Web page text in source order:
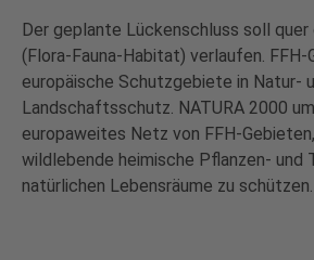
Der geplante Lückenschluss soll quer
(Flora-Fauna-Habitat) verlaufen.
europäische Schutzgebiete in Natur-
Landschaftsschutz. NATURA 2000
europaweites Netz von FFH-
wildlebende heimische Pflanzen- und
natürlichen Lebensräume zu schützen.